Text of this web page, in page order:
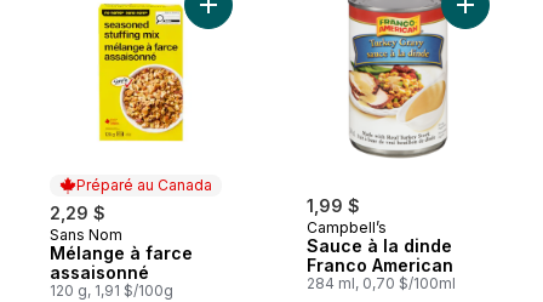
Préparé au Canada
2,29 $
Préparé au Canada
Sans Nom
Mélange à farce
assaisonné
120 g, 1,91 $/100g
Ajouter Mélange à farce assaisonné au
1,99 $
Campbell’s
Sauce à la dinde
Franco American
284 ml, 0,70 $/100ml
Ajouter